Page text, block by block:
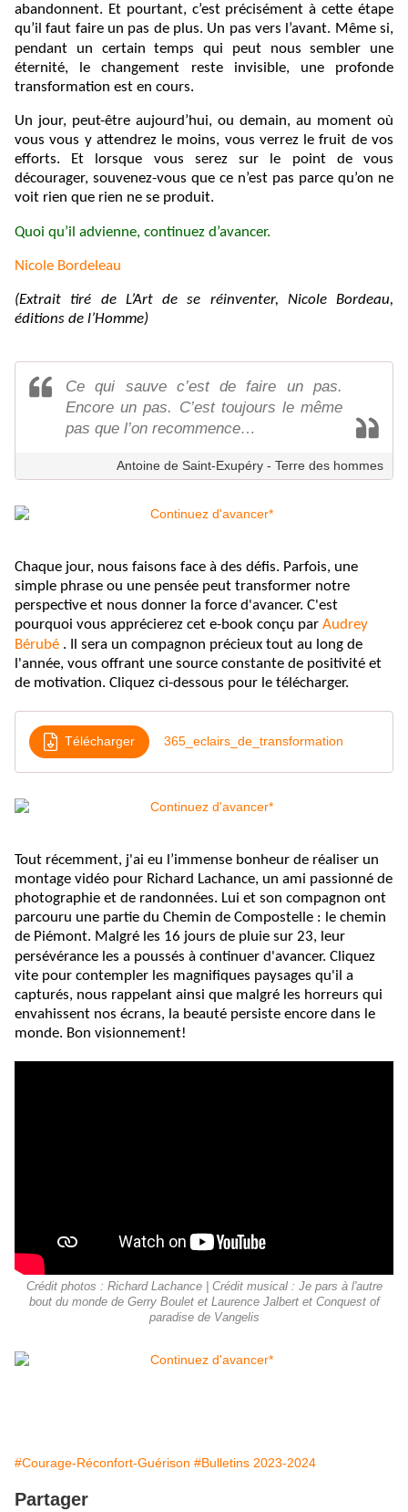
abandonnent. Et pourtant, c’est précisément à cette étape
qu’il faut faire un pas de plus. Un pas vers l’avant. Même si,
pendant un certain temps qui peut nous sembler une
éternité, le changement reste invisible, une profonde
transformation est en cours.
Un jour, peut-être aujourd’hui, ou demain, au moment où
vous vous y attendrez le moins, vous verrez le fruit de vos
efforts. Et lorsque vous serez sur le point de vous
décourager, souvenez-vous que ce n’est pas parce qu’on ne
voit rien que rien ne se produit.
Quoi qu’il advienne, continuez d’avancer.
Nicole Bordeleau
(Extrait tiré de L’Art de se réinventer, Nicole Bordeau,
éditions de l’Homme)
Ce qui sauve c’est de faire un pas.
Encore un pas. C’est toujours le même
pas que l’on recommence…
Antoine de Saint-Exupéry - Terre des hommes
Chaque jour, nous faisons face à des défis. Parfois, une
simple phrase ou une pensée peut transformer notre
perspective et nous donner la force d'avancer. C'est
pourquoi vous apprécierez cet e-book conçu par Audrey
Bérubé . Il sera un compagnon précieux tout au long de
l'année, vous offrant une source constante de positivité et
de motivation. Cliquez ci-dessous pour le télécharger.
Télécharger 365_eclairs_de_transformation
Tout récemment, j'ai eu l’immense bonheur de réaliser un
montage vidéo pour Richard Lachance, un ami passionné de
photographie et de randonnées. Lui et son compagnon ont
parcouru une partie du Chemin de Compostelle : le chemin
de Piémont. Malgré les 16 jours de pluie sur 23, leur
persévérance les a poussés à continuer d'avancer. Cliquez
vite pour contempler les magnifiques paysages qu'il a
capturés, nous rappelant ainsi que malgré les horreurs qui
envahissent nos écrans, la beauté persiste encore dans le
monde. Bon visionnement!
Crédit photos : Richard Lachance | Crédit musical : Je pars à l'autre
bout du monde de Gerry Boulet et Laurence Jalbert et Conquest of
paradise de Vangelis
#Courage-Réconfort-Guérison #Bulletins 2023-2024
Partager